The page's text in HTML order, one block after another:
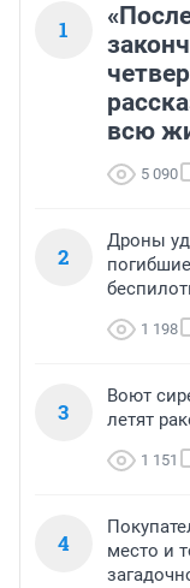
1
всю
5 090
2
Дроны
1 198
3
Воют
летят
1 151
4
место и